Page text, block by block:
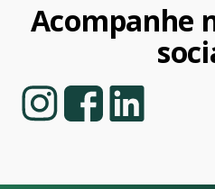
Acompanhe